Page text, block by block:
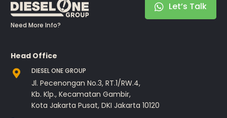
Need More Info?
Let’s Talk
Head Office
DIESEL ONE GROUP
Jl. Pecenongan No.3, RT.1/RW.4,
Kb. Klp., Kecamatan Gambir,
Kota Jakarta Pusat, DKI Jakarta 10120